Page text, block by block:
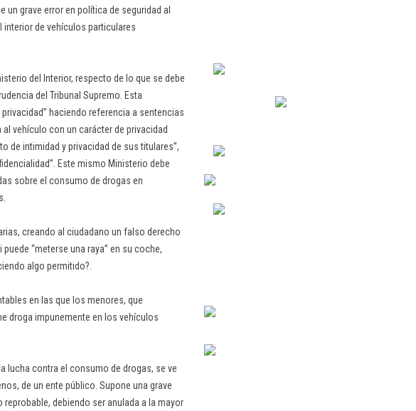
un grave error en política de seguridad al
de vehículos particulares
del Interior, respecto de lo que se debe
del Tribunal Supremo. Esta
haciendo referencia a sentencias
vehículo con un carácter de privacidad
de intimidad y privacidad de sus titulares”,
Este mismo Ministerio debe
sobre el consumo de drogas en
creando al ciudadano un falso derecho
“meterse una raya” en su coche,
algo permitido?.
en las que los menores, que
droga impunemente en los vehículos
lucha contra el consumo de drogas, se ve
de un ente público. Supone una grave
debiendo ser anulada a la mayor